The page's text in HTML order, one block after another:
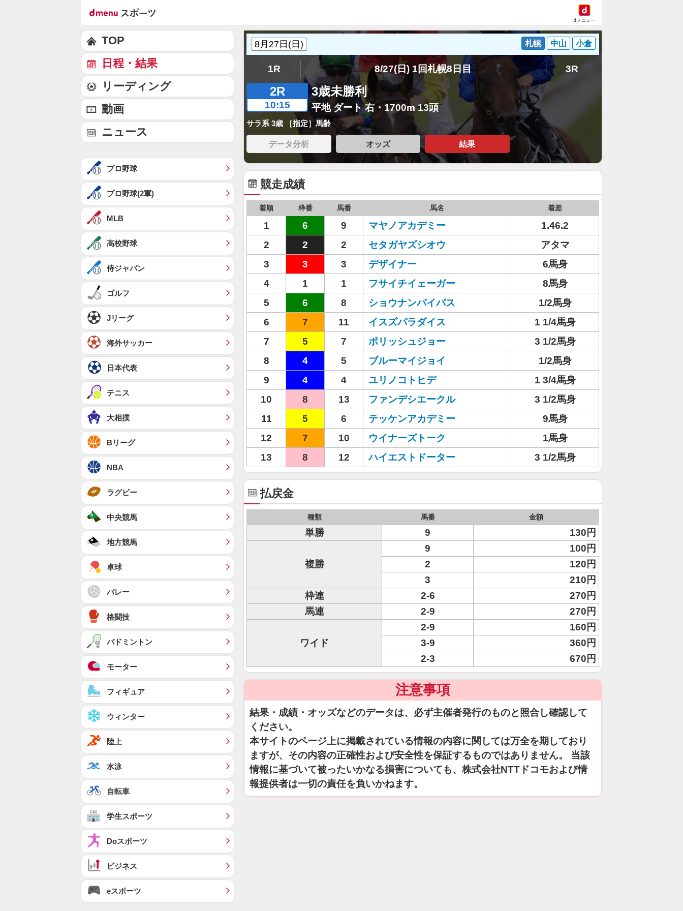
dメニュー
札幌 中山 小倉
1R 8/27(日) 1回札幌8日目 3R
2R
10:15
3歳未勝利
平地 ダート 右・1700m 13頭
サラ系 3歳 ［指定］馬齢
データ分析 オッズ 結果
競走成績
着順 枠番 馬番 馬名 着差
1 6 9 マヤノアカデミー
1.46.2
2
2 2 セタガヤズシオウ
アタマ
3
3 3 デザイナー
6馬身
4
1 1 フサイチイェーガー
8馬身
5
6 8 ショウナンバイパス
1/2馬身
6
7 11 イスズパラダイス
1 1/4馬身
7
5 7 ポリッシュジョー
3 1/2馬身
8
4 5 ブルーマイジョイ
1/2馬身
9
4 4 ユリノコトヒデ
1 3/4馬身
10
8 13 ファンデシエークル
3 1/2馬身
11
5 6 テッケンアカデミー
9馬身
12
7 10 ウイナーズトーク
1馬身
13
8 12 ハイエストドーター 3 1/2馬身
払戻金
種類 馬番 金額
単勝 9 130円
複勝
9
100円
2
120円
3
210円
枠連
2-6
270円
馬連
2-9 270円
ワイド
2-9
160円
3-9
360円
2-3
670円
注意事項
結果・成績・オッズなどのデータは、必ず主催者発行のものと照合し確認して
ください。
本サイトのページ上に掲載されている情報の内容に関しては万全を期しており
ますが、その内容の正確性および安全性を保証するものではありません。 当該
情報に基づいて被ったいかなる損害についても、株式会社NTTドコモおよび情
報提供者は一切の責任を負いかねます。
TOP
日程・結果
リーディング
動画
ニュース
プロ野球
プロ野球(2軍)
MLB
高校野球
侍ジャパン
ゴルフ
Jリーグ
海外サッカー
日本代表
テニス
大相撲
Bリーグ
NBA
ラグビー
中央競馬
地方競馬
卓球
バレー
格闘技
バドミントン
モーター
フィギュア
ウィンター
陸上
水泳
自転車
学生スポーツ
Doスポーツ
ビジネス
eスポーツ